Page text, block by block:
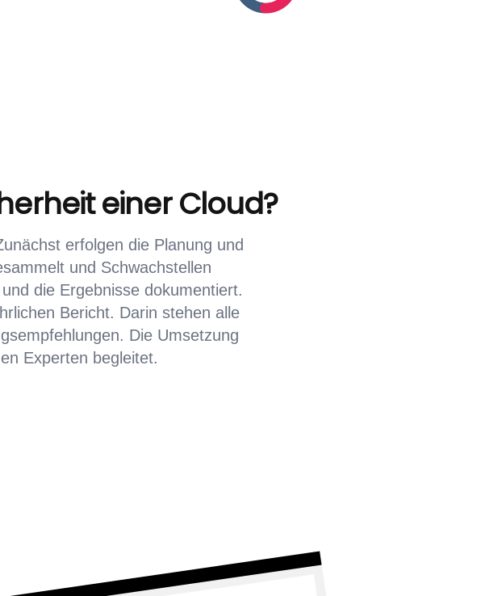
einer Cloud?
erfolgen die Planung und
und Schwachstellen
die Ergebnisse dokumentiert.
Bericht. Darin stehen alle
Die Umsetzung
Experten begleitet.